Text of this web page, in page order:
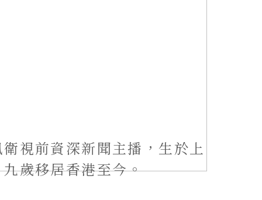
視前資深新聞主播，生於上
歲移居香港至今。